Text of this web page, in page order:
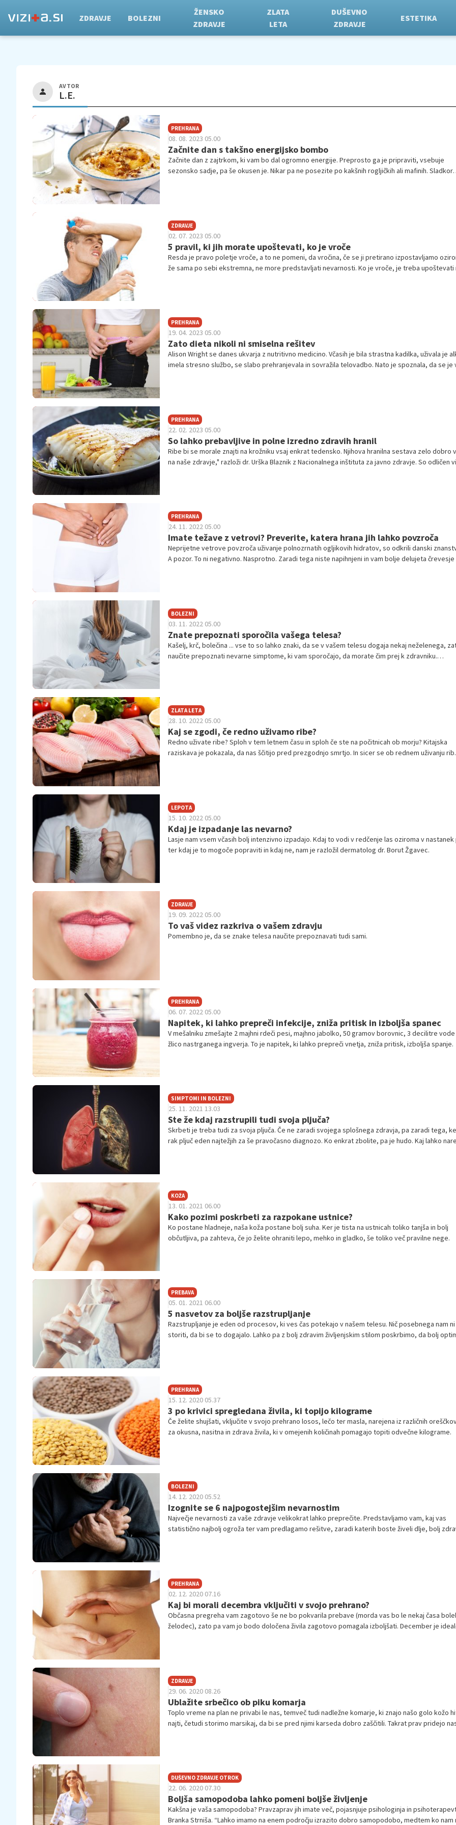
ZDRAVJE BOLEZNI
ŽENSKO
ZDRAVJE
ZLATA
LETA
DUŠEVNO
ZDRAVJE
ESTETIKA
AVTOR
L.E.
PREHRANA
08. 08. 2023 05.00
Začnite dan s takšno energijsko bombo
Začnite dan z zajtrkom, ki vam bo dal ogromno energije. Preprosto ga je pripraviti, vsebuje
sezonsko sadje, pa še okusen je. Nikar pa ne posezite po kakšnih rogljičkih ali mafinih. Sladkor
ZDRAVJE
02. 07. 2023 05.00
5 pravil, ki jih morate upoštevati, ko je vroče
Resda je pravo poletje vroče, a to ne pomeni, da vročina, če se ji pretirano izpostavljamo
že sama po sebi ekstremna, ne more predstavljati nevarnosti. Ko je vroče, je treba upoštevati
PREHRANA
19. 04. 2023 05.00
Zato dieta nikoli ni smiselna rešitev
Alison Wright se danes ukvarja z nutritivno medicino. Včasih je bila strastna kadilka, uživala je
imela stresno službo, se slabo prehranjevala in sovražila telovadbo. Nato je spoznala, da se je
PREHRANA
22. 02. 2023 05.00
So lahko prebavljive in polne izredno zdravih hranil
Ribe bi se morale znajti na krožniku vsaj enkrat tedensko. Njihova hranilna sestava zelo dobro
na naše zdravje," razloži dr. Urška Blaznik z Nacionalnega inštituta za javno zdravje. So odličen
PREHRANA
24. 11. 2022 05.00
Imate težave z vetrovi? Preverite, katera hrana jih lahko povzroča
Neprijetne vetrove povzroča uživanje polnozrnatih ogljikovih hidratov, so odkrili danski
A pozor. To ni negativno. Nasprotno. Zaradi tega niste napihnjeni in vam bolje delujeta črevesje
BOLEZNI
03. 11. 2022 05.00
Znate prepoznati sporočila vašega telesa?
Kašelj, krč, bolečina ... vse to so lahko znaki, da se v vašem telesu dogaja nekaj neželenega,
naučite prepoznati nevarne simptome, ki vam sporočajo, da morate čim prej k zdravniku.
ZLATA LETA
28. 10. 2022 05.00
Kaj se zgodi, če redno uživamo ribe?
Redno uživate ribe? Sploh v tem letnem času in sploh če ste na počitnicah ob morju? Kitajska
raziskava je pokazala, da nas ščitijo pred prezgodnjo smrtjo. In sicer se ob rednem uživanju rib
LEPOTA
15. 10. 2022 05.00
Kdaj je izpadanje las nevarno?
Lasje nam vsem včasih bolj intenzivno izpadajo. Kdaj to vodi v redčenje las oziroma v nastanek
ter kdaj je to mogoče popraviti in kdaj ne, nam je razložil dermatolog dr. Borut Žgavec.
ZDRAVJE
19. 09. 2022 05.00
To vaš videz razkriva o vašem zdravju
Pomembno je, da se znake telesa naučite prepoznavati tudi sami.
PREHRANA
06. 07. 2022 05.00
Napitek, ki lahko prepreči infekcije, zniža pritisk in izboljša spanec
V mešalniku zmešajte 2 majhni rdeči pesi, majhno jabolko, 50 gramov borovnic, 3 decilitre vode
žlico nastrganega ingverja. To je napitek, ki lahko prepreči vnetja, zniža pritisk, izboljša spanje.
SIMPTOMI IN BOLEZNI
25. 11. 2021 13.03
Ste že kdaj razstrupili tudi svoja pljuča?
Skrbeti je treba tudi za svoja pljuča. Če ne zaradi svojega splošnega zdravja, pa zaradi tega,
rak pljuč eden najtežjih za še pravočasno diagnozo. Ko enkrat zbolite, pa je hudo. Kaj lahko
KOŽA
13. 01. 2021 06.00
Kako pozimi poskrbeti za razpokane ustnice?
Ko postane hladneje, naša koža postane bolj suha. Ker je tista na ustnicah toliko tanjša in bolj
občutljiva, pa zahteva, če jo želite ohraniti lepo, mehko in gladko, še toliko več pravilne nege.
PREBAVA
05. 01. 2021 06.00
5 nasvetov za boljše razstrupljanje
Razstrupljanje je eden od procesov, ki ves čas potekajo v našem telesu. Nič posebnega nam
storiti, da bi se to dogajalo. Lahko pa z bolj zdravim življenjskim stilom poskrbimo, da bolj
PREHRANA
15. 12. 2020 05.37
3 po krivici spregledana živila, ki topijo kilograme
Če želite shujšati, vključite v svojo prehrano losos, lečo ter masla, narejena iz različnih
za okusna, nasitna in zdrava živila, ki v omejenih količinah pomagajo topiti odvečne kilograme.
BOLEZNI
14. 12. 2020 05.52
Izognite se 6 najpogostejšim nevarnostim
Največje nevarnosti za vaše zdravje velikokrat lahko preprečite. Predstavljamo vam, kaj vas
statistično najbolj ogroža ter vam predlagamo rešitve, zaradi katerih boste živeli dlje, bolj
PREHRANA
02. 12. 2020 07.16
Kaj bi morali decembra vključiti v svojo prehrano?
Občasna pregreha vam zagotovo še ne bo pokvarila prebave (morda vas bo le nekaj časa bolel
želodec), zato pa vam jo bodo določena živila zagotovo pomagala izboljšati. December je
ZDRAVJE
29. 06. 2020 08.26
Ublažite srbečico ob piku komarja
Toplo vreme na plan ne privabi le nas, temveč tudi nadležne komarje, ki znajo našo golo kožo
najti, četudi storimo marsikaj, da bi se pred njimi karseda dobro zaščitili. Takrat prav pridejo
DUŠEVNO ZDRAVJE OTROK
22. 06. 2020 07.30
Boljša samopodoba lahko pomeni boljše življenje
Kakšna je vaša samopodoba? Pravzaprav jih imate več, pojasnjuje psihologinja in
Branka Strniša. “Lahko imamo na enem področju izrazito dobro samopodobo, medtem ko nam